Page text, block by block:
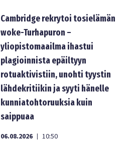
Cambridge rekrytoi tosielämän
woke-Turhapuron –
yliopistomaailma ihastui
plagioinnista epäiltyyn
rotuaktivistiin, unohti tyystin
lähdekritiikin ja syyti hänelle
kunniatohtoruuksia kuin
saippuaa
06.08.2026 | 10:50